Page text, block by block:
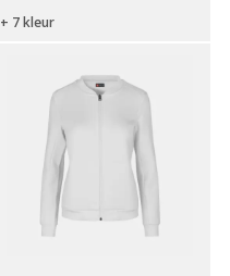
+ 7 kleur